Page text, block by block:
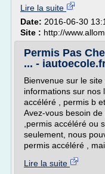
Lire la suite
Date: 2016-06-30
Site : http://
Permis Pas
... -
Bienvenue sur le
informations sur nos
accéléré , permis b
Avez-vous besoin
,permis accéléré ou
seulement, nous
permis accéléré ,
Lire la suite